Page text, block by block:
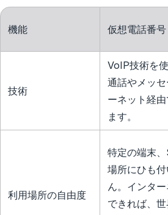
機能 仮想電話番号
技術
VoIP技術を
通話やメッ
ーネット経
ます。
利用場所の自由度
特定の端末、
場所にひも
ん。インタ
できれば、